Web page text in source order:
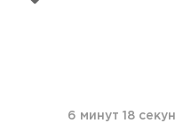
6 минут 18